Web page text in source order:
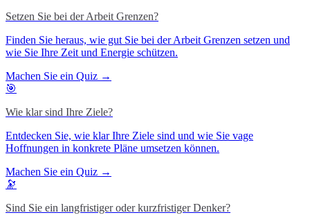
Setzen Sie bei der Arbeit Grenzen?
Finden Sie heraus, wie gut Sie bei der Arbeit Grenzen setzen und
wie Sie Ihre Zeit und Energie schützen.
Machen Sie ein Quiz →
🎯
Wie klar sind Ihre Ziele?
Entdecken Sie, wie klar Ihre Ziele sind und wie Sie vage
Hoffnungen in konkrete Pläne umsetzen können.
Machen Sie ein Quiz →
🔭
Sind Sie ein langfristiger oder kurzfristiger Denker?